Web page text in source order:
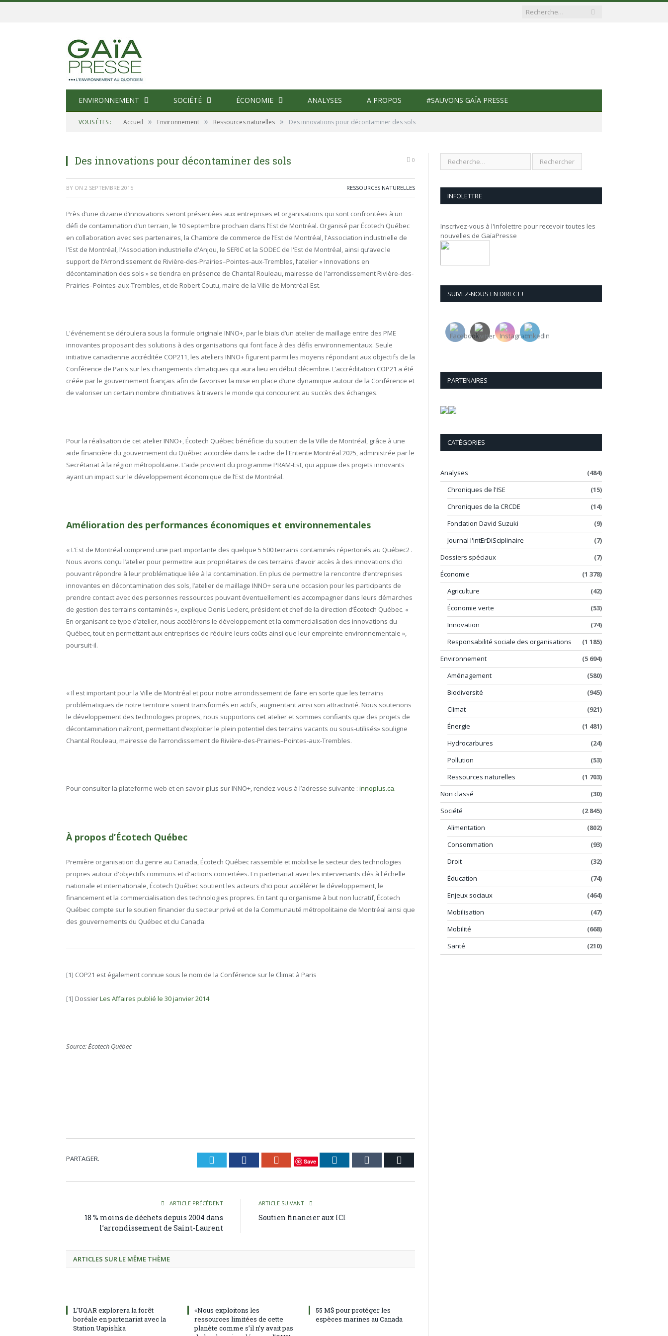
ENVIRONNEMENT SOCIÉTÉ ÉCONOMIE ANALYSES A PROPOS #SAUVONS GAÏA PRESSE
VOUS ÊTES : Accueil » Environnement » Ressources naturelles » Des innovations pour décontaminer des sols
Des innovations pour décontaminer des sols 0
BY ON 2 SEPTEMBRE 2015 RESSOURCES NATURELLES
Près d’une dizaine d’innovations seront présentées aux entreprises et organisations qui sont confrontées à un
défi de contamination d’un terrain, le 10 septembre prochain dans l’Est de Montréal. Organisé par Écotech Québec
en collaboration avec ses partenaires, la Chambre de commerce de l’Est de Montréal, l'Association industrielle de
l'Est de Montréal, l'Association industrielle d'Anjou, le SERIC et la SODEC de l'Est de Montréal, ainsi qu’avec le
support de l’Arrondissement de Rivière-des-Prairies–Pointes-aux-Trembles, l’atelier « Innovations en
décontamination des sols » se tiendra en présence de Chantal Rouleau, mairesse de l'arrondissement Rivière-des-
Prairies–Pointes-aux-Trembles, et de Robert Coutu, maire de la Ville de Montréal-Est.
L'événement se déroulera sous la formule originale INNO+, par le biais d’un atelier de maillage entre des PME
innovantes proposant des solutions à des organisations qui font face à des défis environnementaux. Seule
initiative canadienne accréditée COP211, les ateliers INNO+ figurent parmi les moyens répondant aux objectifs de la
Conférence de Paris sur les changements climatiques qui aura lieu en début décembre. L’accréditation COP21 a été
créée par le gouvernement français afin de favoriser la mise en place d’une dynamique autour de la Conférence et
de valoriser un certain nombre d’initiatives à travers le monde qui concourent au succès des échanges.
Pour la réalisation de cet atelier INNO+, Écotech Québec bénéficie du soutien de la Ville de Montréal, grâce à une
aide financière du gouvernement du Québec accordée dans le cadre de l'Entente Montréal 2025, administrée par le
Secrétariat à la région métropolitaine. L’aide provient du programme PRAM-Est, qui appuie des projets innovants
ayant un impact sur le développement économique de l’Est de Montréal.
Amélioration des performances économiques et environnementales
« L’Est de Montréal comprend une part importante des quelque 5 500 terrains contaminés répertoriés au Québec2 .
Nous avons conçu l’atelier pour permettre aux propriétaires de ces terrains d’avoir accès à des innovations d’ici
pouvant répondre à leur problématique liée à la contamination. En plus de permettre la rencontre d’entreprises
innovantes en décontamination des sols, l’atelier de maillage INNO+ sera une occasion pour les participants de
prendre contact avec des personnes ressources pouvant éventuellement les accompagner dans leurs démarches
de gestion des terrains contaminés », explique Denis Leclerc, président et chef de la direction d’Écotech Québec. «
En organisant ce type d’atelier, nous accélérons le développement et la commercialisation des innovations du
Québec, tout en permettant aux entreprises de réduire leurs coûts ainsi que leur empreinte environnementale »,
poursuit-il.
« Il est important pour la Ville de Montréal et pour notre arrondissement de faire en sorte que les terrains
problématiques de notre territoire soient transformés en actifs, augmentant ainsi son attractivité. Nous soutenons
le développement des technologies propres, nous supportons cet atelier et sommes confiants que des projets de
décontamination naîtront, permettant d’exploiter le plein potentiel des terrains vacants ou sous-utilisés» souligne
Chantal Rouleau, mairesse de l’arrondissement de Rivière-des-Prairies–Pointes-aux-Trembles.
Pour consulter la plateforme web et en savoir plus sur INNO+, rendez-vous à l’adresse suivante : innoplus.ca.
À propos d’Écotech Québec
Première organisation du genre au Canada, Écotech Québec rassemble et mobilise le secteur des technologies
propres autour d'objectifs communs et d'actions concertées. En partenariat avec les intervenants clés à l'échelle
nationale et internationale, Écotech Québec soutient les acteurs d'ici pour accélérer le développement, le
financement et la commercialisation des technologies propres. En tant qu'organisme à but non lucratif, Écotech
Québec compte sur le soutien financier du secteur privé et de la Communauté métropolitaine de Montréal ainsi que
des gouvernements du Québec et du Canada.
[1] COP21 est également connue sous le nom de la Conférence sur le Climat à Paris
[1] DossierLes Affaires publié le 30 janvier 2014
Source: Écotech Québec
PARTAGER. Twitter Facebook Google+
Save LinkedIn Tumblr
ARTICLE PRÉCÉDENT
18 % moins de déchets depuis 2004 dans
l’arrondissement de Saint-Laurent
ARTICLE SUIVANT
Soutien financier aux ICI
ARTICLES SUR LE MÊME THÈME
L’UQAR explorera la forêt
boréale en partenariat avec la
Station Uapishka
«Nous exploitons les
ressources limitées de cette
planète comme s’il n’y avait pas
55 M$ pour protéger les
espèces marines au Canada
INFOLETTRE
Inscrivez-vous à l'infolettre pour recevoir toutes les
nouvelles de GaïaPresse
SUIVEZ-NOUS EN DIRECT !
PARTENAIRES
CATÉGORIES
Analyses
(484)
Chroniques de l'ISE
(15)
Chroniques de la CRCDE
(14)
Fondation David Suzuki
(9)
Journal l'intErDiSciplinaire
(7)
Dossiers spéciaux
(7)
Économie
(1 378)
Agriculture
(42)
Économie verte
(53)
Innovation
(74)
Responsabilité sociale des organisations
(1 185)
Environnement
(5 694)
Aménagement
(580)
Biodiversité
(945)
Climat
(921)
Énergie
(1 481)
Hydrocarbures
(24)
Pollution
(53)
Ressources naturelles
(1 703)
Non classé
(30)
Société
(2 845)
Alimentation
(802)
Consommation
(93)
Droit
(32)
Éducation
(74)
Enjeux sociaux
(464)
Mobilisation
(47)
Mobilité
(668)
Santé
(210)